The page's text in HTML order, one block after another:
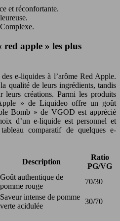
et réconfortante.
red apple » les plus
e-liquides à l’arôme Red Apple.
qualité de leurs ingrédients, tandis
leurs créations. Parmi les produits
» de Liquideo offre un goût
Bomb » de VGOD est apprécié
d’un e-liquide est personnel et
comparatif de quelques e-
Description
Ratio
PG/VG
Goût authentique de
pomme rouge
70/30
Saveur intense de pomme
verte acidulée
30/70